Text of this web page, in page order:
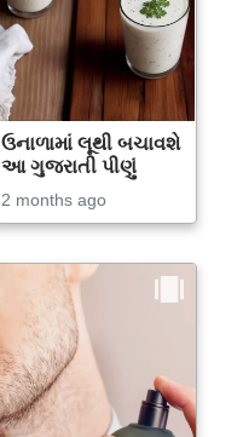
ઉનાળામાં લૂથી બચાવશે
આ ગુજરાતી પીણું
2 months ago